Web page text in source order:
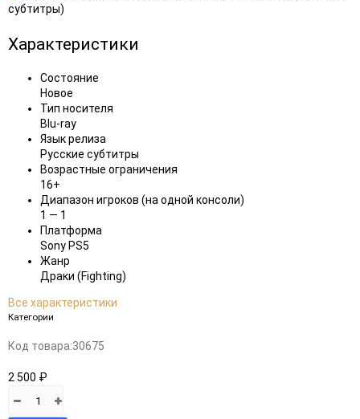
избранное
Характеристики
Состояние
Новое
Тип носителя
Blu-ray
Язык релиза
Русские субтитры
Возрастные ограничения
16+
Диапазон игроков (на одной консоли)
1 — 1
Платформа
Sony PS5
Жанр
Драки (Fighting)
Все характеристики
Категории
Код товара:30675
2 500 ₽